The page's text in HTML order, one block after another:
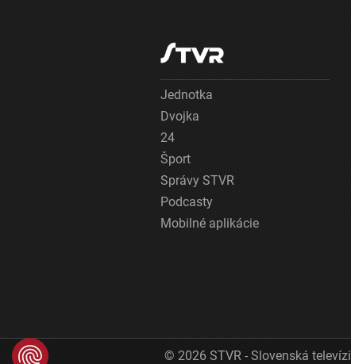
Jednotka
Dvojka
24
Šport
Správy STVR
Podcasty
Mobilné aplikácie
© 2026 STVR - Slovenská